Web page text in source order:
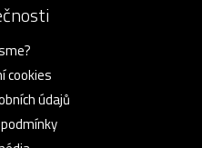
cookies
údajů